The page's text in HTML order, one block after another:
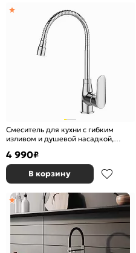
Смеситель для кухни с гибким
изливом и душевой насадкой,
M07SB2FM05
4 990₽
В корзину